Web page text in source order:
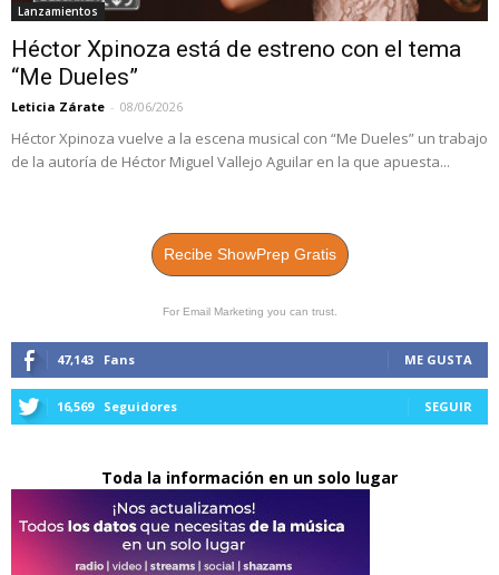
Lanzamientos
Héctor Xpinoza está de estreno con el tema
“Me Dueles”
Leticia Zárate - 08/06/2026
Héctor Xpinoza vuelve a la escena musical con “Me Dueles” un trabajo
de la autoría de Héctor Miguel Vallejo Aguilar en la que apuesta...
Recibe ShowPrep Gratis
For Email Marketing you can trust.
47,143 Fans ME GUSTA
16,569 Seguidores SEGUIR
Toda la información en un solo lugar